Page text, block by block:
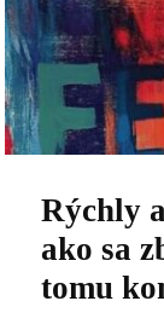
Rýchly
ako sa
tomu